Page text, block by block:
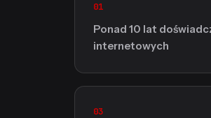
01
Ponad 10 lat
internetowych
03